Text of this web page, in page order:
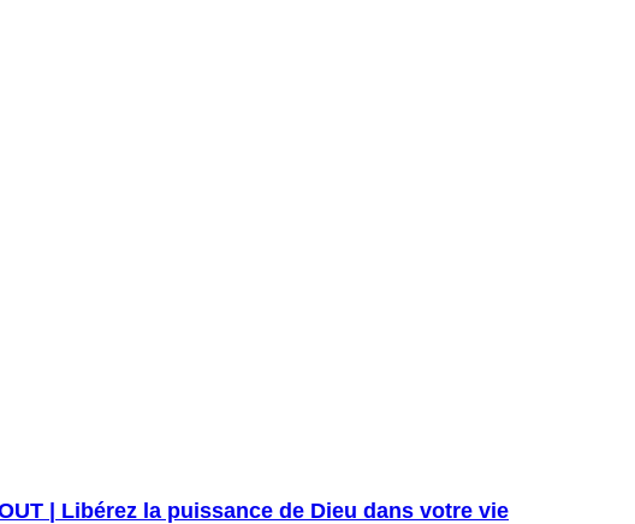
| Libérez la puissance de Dieu dans votre vie